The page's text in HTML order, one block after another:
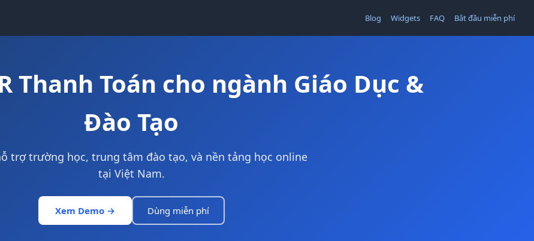
Blog Widgets FAQ Bắt đầu miễn phí
Thanh Toán cho ngành Giáo Dục &
Đào Tạo
trợ trường học, trung tâm đào tạo, và nền tảng học online
tại Việt Nam.
Xem Demo → Dùng miễn phí